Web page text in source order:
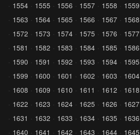
1554
1555 1556 1557 1558 1559
1563
1564 1565 1566 1567 1568
1572
1573 1574 1575 1576 1577
1581
1582 1583 1584 1585 1586
1590
1591 1592 1593 1594 1595
1599
1600 1601 1602 1603 1604
1608
1609 1610 1611 1612 1618
1622
1623 1624 1625 1626 1627
1631
1632 1633 1634 1635 1636
1640
1641 1642 1643 1644 1645